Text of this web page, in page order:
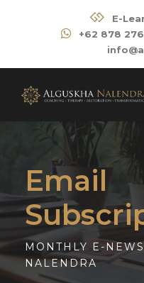
E-
+62 878
Email
MONTHLY E-
NALENDRA